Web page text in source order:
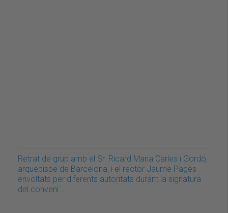
Retrat de grup amb el Sr. Ricard Maria Carles i Gordó,
arquebisbe de Barcelona, i el rector Jaume Pagès
envoltats per diferents autoritats durant la signatura
del conveni…